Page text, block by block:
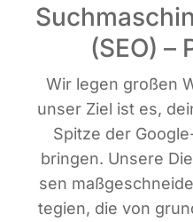
(SEO) –
Wir legen gro­ßen
unser Ziel ist es,
Spit­ze der
brin­gen. Unse­re
sen
te­gien, die von